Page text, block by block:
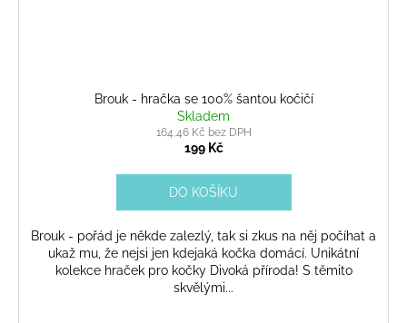
Brouk - hračka se 100% šantou kočičí
Skladem
164,46 Kč bez DPH
199 Kč
DO KOŠÍKU
Brouk - pořád je někde zalezlý, tak si zkus na něj počíhat a
ukaž mu, že nejsi jen kdejaká kočka domácí. Unikátní
kolekce hraček pro kočky Divoká příroda! S těmito
skvělými...